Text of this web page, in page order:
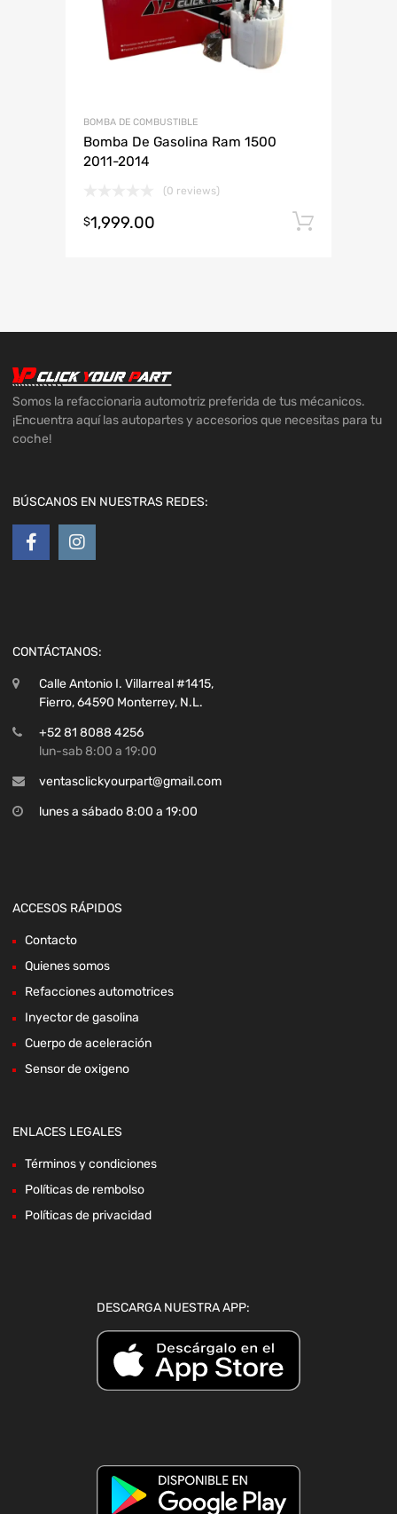
BOMBA DE COMBUSTIBLE
Bomba De Gasolina Ram 1500
2011-2014
(0 reviews)
$1,999.00
Somos la refaccionaria automotriz preferida de tus mécanicos.
¡Encuentra aquí las autopartes y accesorios que necesitas para tu
coche!
BÚSCANOS EN NUESTRAS REDES:
CONTÁCTANOS:
Calle Antonio I. Villarreal #1415,
Fierro, 64590 Monterrey, N.L.
+52 81 8088 4256
lun-sab 8:00 a 19:00
ventasclickyourpart@gmail.com
lunes a sábado 8:00 a 19:00
ACCESOS RÁPIDOS
Contacto
Quienes somos
Refacciones automotrices
Inyector de gasolina
Cuerpo de aceleración
Sensor de oxigeno
ENLACES LEGALES
Términos y condiciones
Políticas de rembolso
Políticas de privacidad
DESCARGA NUESTRA APP: